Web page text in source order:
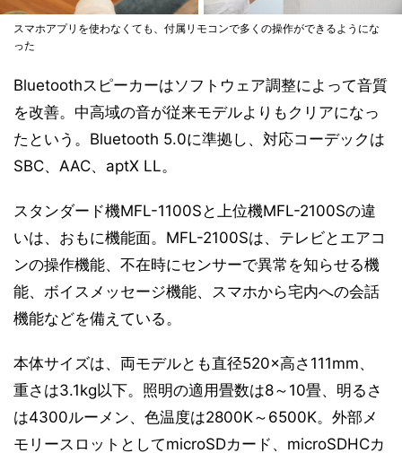
スマホアプリを使わなくても、付属リモコンで多くの操作ができるようにな
った
Bluetoothスピーカーはソフトウェア調整によって音質
を改善。中高域の音が従来モデルよりもクリアになっ
たという。Bluetooth 5.0に準拠し、対応コーデックは
SBC、AAC、aptX LL。
スタンダード機MFL-1100Sと上位機MFL-2100Sの違
いは、おもに機能面。MFL-2100Sは、テレビとエアコ
ンの操作機能、不在時にセンサーで異常を知らせる機
能、ボイスメッセージ機能、スマホから宅内への会話
機能などを備えている。
本体サイズは、両モデルとも直径520×高さ111mm、
重さは3.1kg以下。照明の適用畳数は8～10畳、明るさ
は4300ルーメン、色温度は2800K～6500K。外部メ
モリースロットとしてmicroSDカード、microSDHCカ